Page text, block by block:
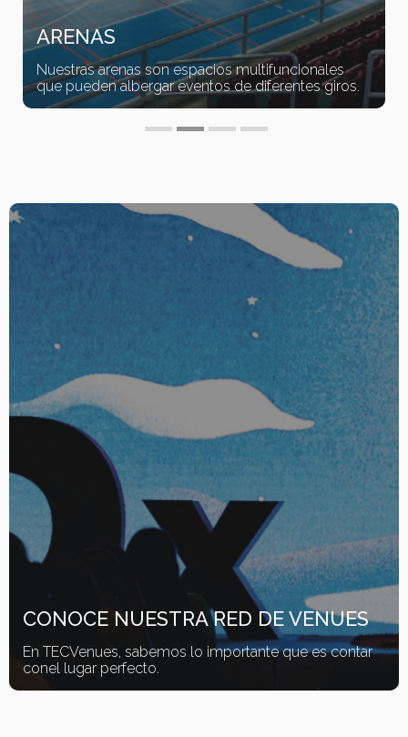
ARENAS
Nuestras arenas son espacios multifuncionales
que pueden albergar eventos de diferentes giros.
CONOCE NUESTRA RED DE VENUES
En TECVenues, sabemos lo importante que es contar
con​ el lugar perfecto.